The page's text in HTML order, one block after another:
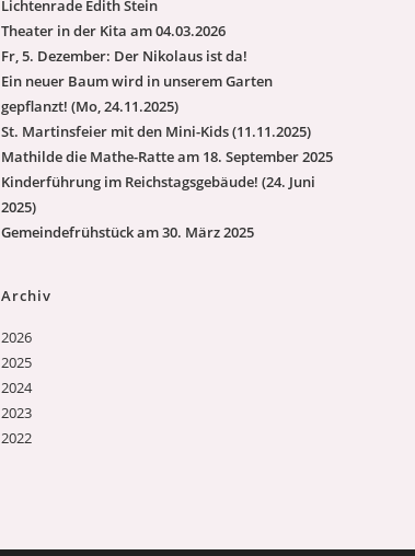
Lichtenrade Edith Stein
Theater in der Kita am 04.03.2026
Fr, 5. Dezember: Der Nikolaus ist da!
Ein neuer Baum wird in unserem Garten
gepflanzt! (Mo, 24.11.2025)
St. Martinsfeier mit den Mini-Kids (11.11.2025)
Mathilde die Mathe-Ratte am 18. September 2025
Kinderführung im Reichstagsgebäude! (24. Juni
2025)
Gemeindefrühstück am 30. März 2025
Archiv
2026
2025
2024
2023
2022